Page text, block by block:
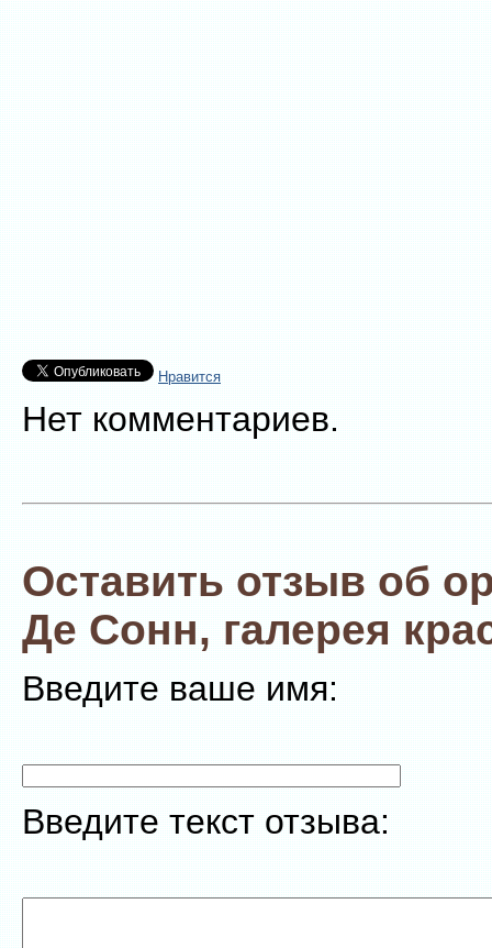
Нравится
Нет комментариев.
Оставить отзыв об
Де Сонн, галерея
Введите ваше имя:
Введите текст отзыва: